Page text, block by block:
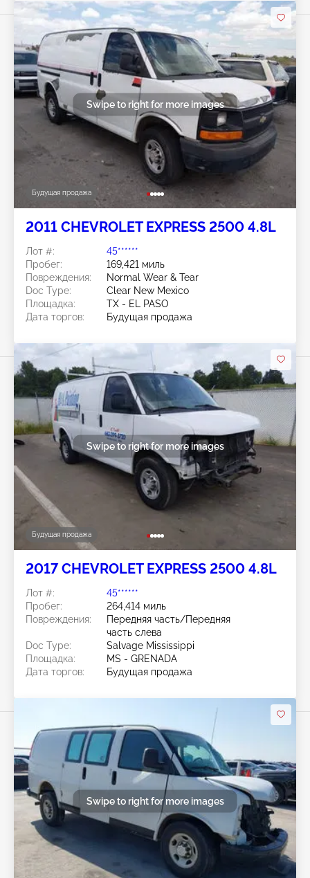
Будущая продажа
Swipe to right for more images
2011 CHEVROLET EXPRESS 2500 4.8L
Лот #:
45******
Пробег:
169,421 миль
Повреждения:
Normal Wear & Tear
Doc Type:
Clear New Mexico
Площадка:
TX - EL PASO
Дата торгов:
Будущая продажа
Будущая продажа
Swipe to right for more images
2017 CHEVROLET EXPRESS 2500 4.8L
Лот #:
45******
Пробег:
264,414 миль
Повреждения:
Передняя часть/Передняя
часть слева
Doc Type:
Salvage Mississippi
Площадка:
MS - GRENADA
Дата торгов:
Будущая продажа
Swipe to right for more images